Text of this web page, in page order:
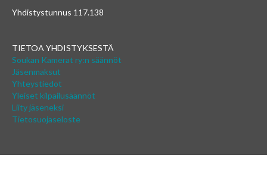
Yhdistystunnus 117.138
TIETOA YHDISTYKSESTÄ
Soukan Kamerat ry:n säännöt
Jäsenmaksut
Yhteystiedot
Yleiset kilpailusäännöt
Liity jäseneksi
Tietosuojaseloste